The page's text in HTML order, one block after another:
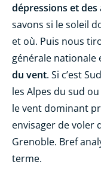
dépressions et
savons si le soleil
et où. Puis nous
générale nationale
du vent. Si c’est
les Alpes du sud
le vent dominant
envisager de voler
Grenoble. Bref
terme.